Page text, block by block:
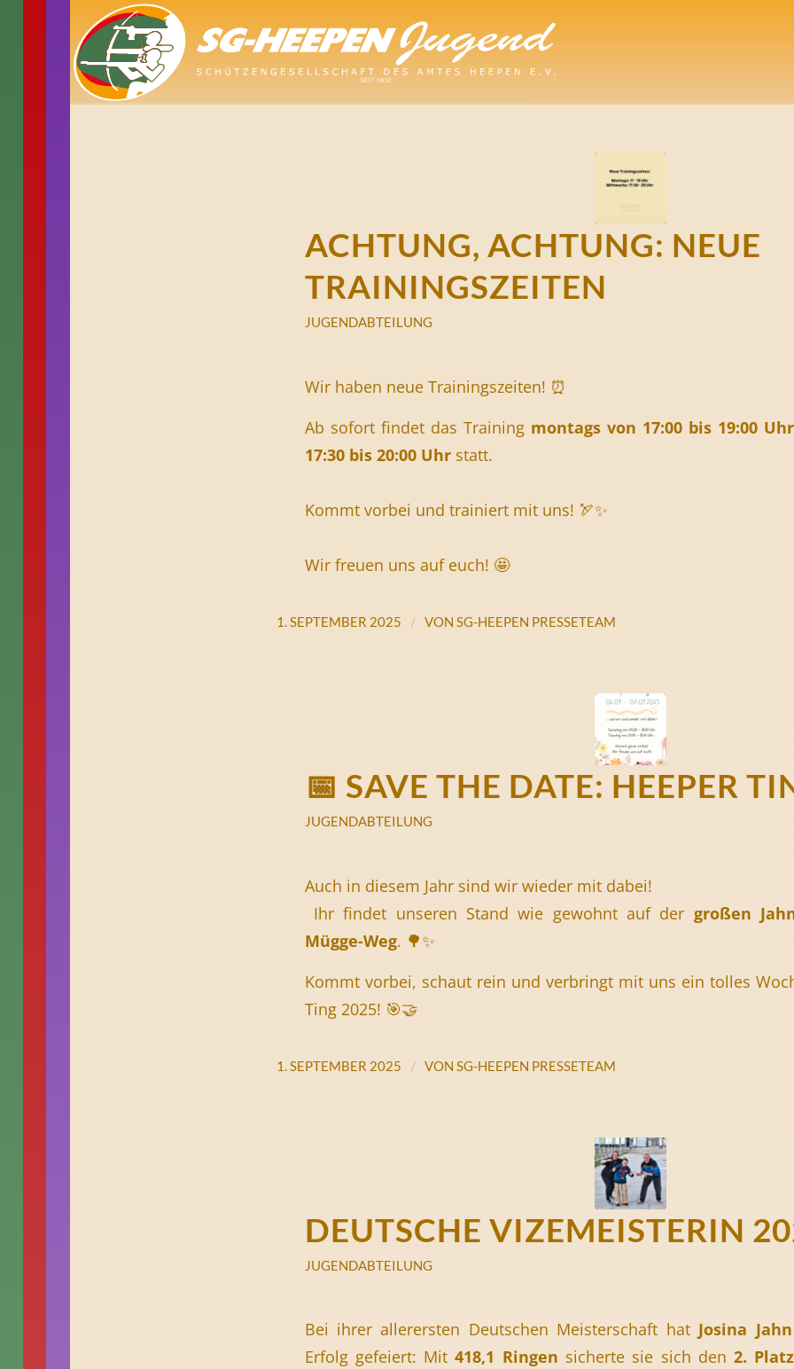
ACHTUNG, ACHTUNG: NEUE
TRAININGSZEITEN
JUGENDABTEILUNG
Wir haben neue Trainingszeiten! ⏰
Ab sofort findet das Training montags von 17:00 bis 19:00 Uhr
17:30 bis 20:00 Uhrstatt.
Kommt vorbei und trainiert mit uns! 🏹✨
Wir freuen uns auf euch! 🤩
1. SEPTEMBER 2025 / VON SG-HEEPEN PRESSETEAM
📅 SAVE THE DATE: HEEPER
JUGENDABTEILUNG
Auch in diesem Jahr sind wir wieder mit dabei!
Ihr findet unseren Stand wie gewohnt auf der großen
Mügge-Weg. 🌳✨
Kommt vorbei, schaut rein und verbringt mit uns ein tolles
Ting 2025! 🎯🤝
1. SEPTEMBER 2025 / VON SG-HEEPEN PRESSETEAM
DEUTSCHE VIZEMEISTERIN
JUGENDABTEILUNG
Bei ihrer allerersten Deutschen Meisterschaft hat Josina
Erfolg gefeiert: Mit418,1 Ringen sicherte sie sich den2. Platz